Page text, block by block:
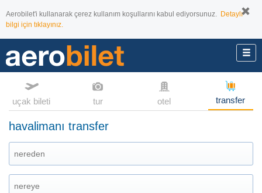
Aerobilet'i kullanarak çerez kullanım koşullarını kabul ediyorsunuz. Detaylı
bilgi için tıklayınız.
uçak bileti tur otel transfer
havalimanı transfer